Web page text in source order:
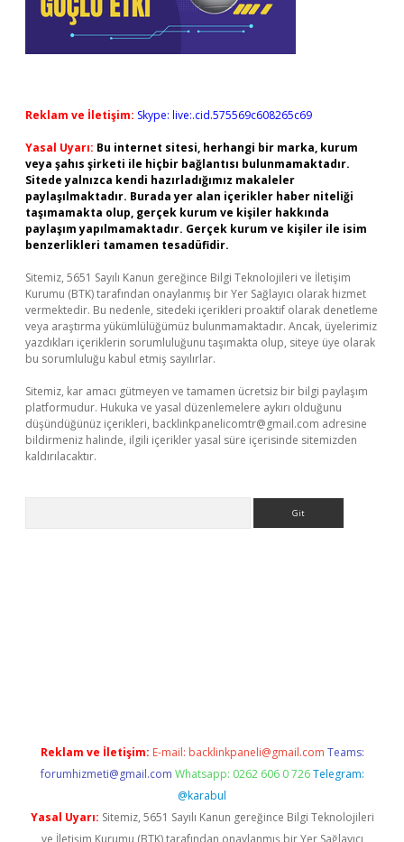
Reklam ve İletişim: Skype: live:.cid.575569c608265c69
Yasal Uyarı: Bu internet sitesi, herhangi bir marka, kurum
veya şahıs şirketi ile hiçbir bağlantısı bulunmamaktadır.
Sitede yalnızca kendi hazırladığımız makaleler
paylaşılmaktadır. Burada yer alan içerikler haber niteliği
taşımamakta olup, gerçek kurum ve kişiler hakkında
paylaşım yapılmamaktadır. Gerçek kurum ve kişiler ile isim
benzerlikleri tamamen tesadüfidir.
Sitemiz, 5651 Sayılı Kanun gereğince Bilgi Teknolojileri ve İletişim
Kurumu (BTK) tarafından onaylanmış bir Yer Sağlayıcı olarak hizmet
vermektedir. Bu nedenle, sitedeki içerikleri proaktif olarak denetleme
veya araştırma yükümlülüğümüz bulunmamaktadır. Ancak, üyelerimiz
yazdıkları içeriklerin sorumluluğunu taşımakta olup, siteye üye olarak
bu sorumluluğu kabul etmiş sayılırlar.
Sitemiz, kar amacı gütmeyen ve tamamen ücretsiz bir bilgi paylaşım
platformudur. Hukuka ve yasal düzenlemelere aykırı olduğunu
düşündüğünüz içerikleri, backlinkpanelicomtr@gmail.com adresine
bildirmeniz halinde, ilgili içerikler yasal süre içerisinde sitemizden
kaldırılacaktır.
Reklam ve İletişim: E-mail: backlinkpaneli@gmail.com Teams:
forumhizmeti@gmail.com Whatsapp: 0262 606 0 726 Telegram:
@karabul
Yasal Uyarı: Sitemiz, 5651 Sayılı Kanun gereğince Bilgi Teknolojileri
ve İletişim Kurumu (BTK) tarafından onaylanmış bir Yer Sağlayıcı